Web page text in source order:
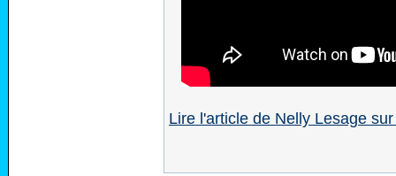
Lire l'article de Nelly Lesage